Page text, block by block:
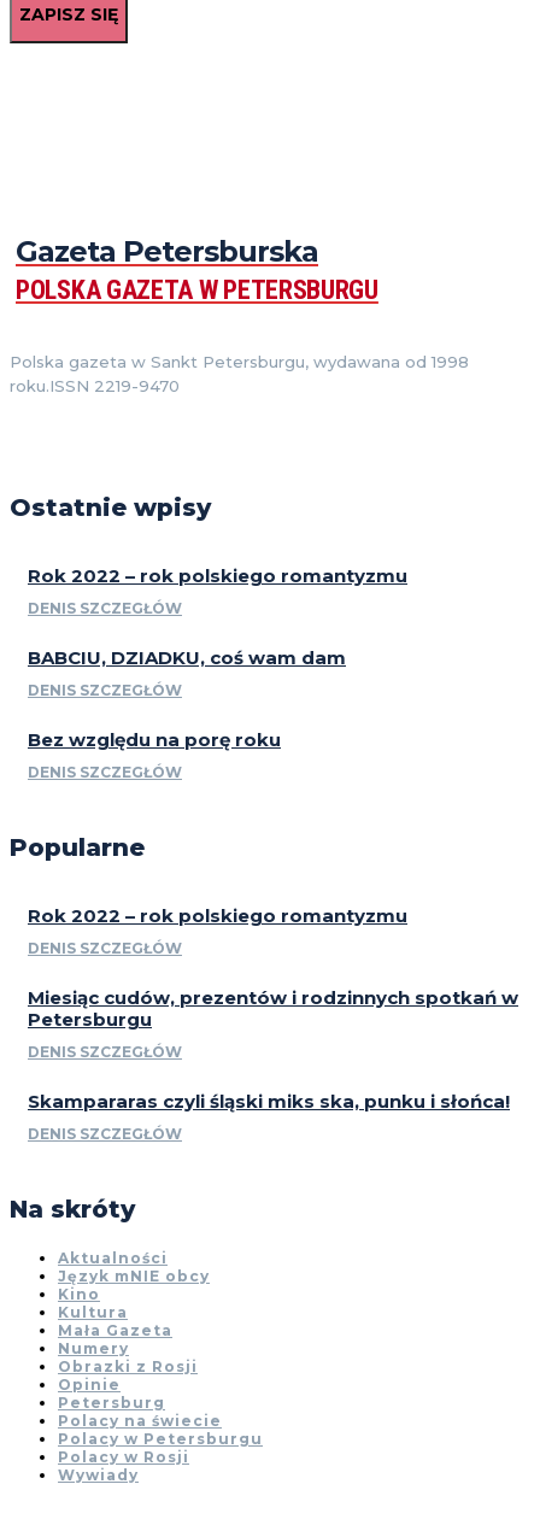
ZAPISZ SIĘ
Gazeta Petersburska
POLSKA GAZETA W PETERSBURGU
Polska gazeta w Sankt Petersburgu, wydawana od 1998
roku.ISSN 2219-9470
Ostatnie wpisy
Rok 2022 – rok polskiego romantyzmu
DENIS SZCZEGŁÓW
BABCIU, DZIADKU, coś wam dam
DENIS SZCZEGŁÓW
Bez względu na porę roku
DENIS SZCZEGŁÓW
Popularne
Rok 2022 – rok polskiego romantyzmu
DENIS SZCZEGŁÓW
Miesiąc cudów, prezentów i rodzinnych spotkań w
Petersburgu
DENIS SZCZEGŁÓW
Skampararas czyli śląski miks ska, punku i słońca!
DENIS SZCZEGŁÓW
Na skróty
Aktualności
Język mNIE obcy
Kino
Kultura
Mała Gazeta
Numery
Obrazki z Rosji
Opinie
Petersburg
Polacy na świecie
Polacy w Petersburgu
Polacy w Rosji
Wywiady